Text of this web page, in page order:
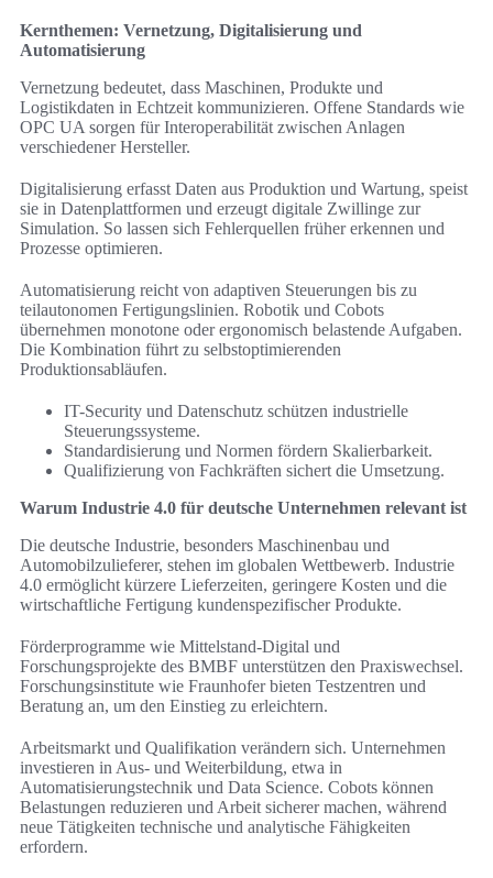
Kernthemen: Vernetzung, Digitalisierung und
Automatisierung
Vernetzung bedeutet, dass Maschinen, Produkte und
Logistikdaten in Echtzeit kommunizieren. Offene Standards wie
OPC UA sorgen für Interoperabilität zwischen Anlagen
verschiedener Hersteller.
Digitalisierung erfasst Daten aus Produktion und Wartung, speist
sie in Datenplattformen und erzeugt digitale Zwillinge zur
Simulation. So lassen sich Fehlerquellen früher erkennen und
Prozesse optimieren.
Automatisierung reicht von adaptiven Steuerungen bis zu
teilautonomen Fertigungslinien. Robotik und Cobots
übernehmen monotone oder ergonomisch belastende Aufgaben.
Die Kombination führt zu selbstoptimierenden
Produktionsabläufen.
IT-Security und Datenschutz schützen industrielle
Steuerungssysteme.
Standardisierung und Normen fördern Skalierbarkeit.
Qualifizierung von Fachkräften sichert die Umsetzung.
Warum Industrie 4.0 für deutsche Unternehmen relevant ist
Die deutsche Industrie, besonders Maschinenbau und
Automobilzulieferer, stehen im globalen Wettbewerb. Industrie
4.0 ermöglicht kürzere Lieferzeiten, geringere Kosten und die
wirtschaftliche Fertigung kundenspezifischer Produkte.
Förderprogramme wie Mittelstand-Digital und
Forschungsprojekte des BMBF unterstützen den Praxiswechsel.
Forschungsinstitute wie Fraunhofer bieten Testzentren und
Beratung an, um den Einstieg zu erleichtern.
Arbeitsmarkt und Qualifikation verändern sich. Unternehmen
investieren in Aus- und Weiterbildung, etwa in
Automatisierungstechnik und Data Science. Cobots können
Belastungen reduzieren und Arbeit sicherer machen, während
neue Tätigkeiten technische und analytische Fähigkeiten
erfordern.